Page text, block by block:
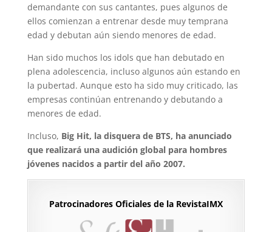
demandante con sus cantantes, pues algunos de
ellos comienzan a entrenar desde muy temprana
edad y debutan aún siendo menores de edad.
Han sido muchos los idols que han debutado en
plena adolescencia, incluso algunos aún estando en
la pubertad. Aunque esto ha sido muy criticado, las
empresas continúan entrenando y debutando a
menores de edad.
Incluso, Big Hit, la disquera de BTS, ha anunciado
que realizará una audición global para hombres
jóvenes nacidos a partir del año 2007.
Patrocinadores Oficiales de la RevistaIMX